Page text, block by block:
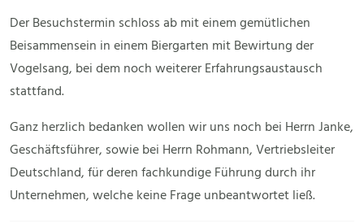
Der Besuchstermin schloss ab mit einem gemütlichen
Beisammensein in einem Biergarten mit Bewirtung der
Vogelsang, bei dem noch weiterer Erfahrungsaustausch
stattfand.
Ganz herzlich bedanken wollen wir uns noch bei Herrn Janke,
Geschäftsführer, sowie bei Herrn Rohmann, Vertriebsleiter
Deutschland, für deren fachkundige Führung durch ihr
Unternehmen, welche keine Frage unbeantwortet ließ.